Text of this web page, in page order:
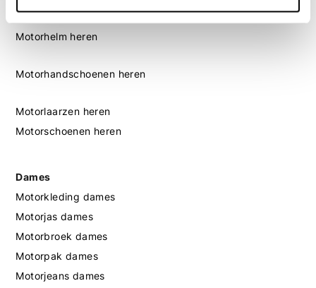
Motorhelm heren
Motorhandschoenen heren
Motorlaarzen heren
Motorschoenen heren
Dames
Motorkleding dames
Motorjas dames
Motorbroek dames
Motorpak dames
Motorjeans dames